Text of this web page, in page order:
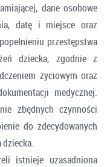
dane osobowe
datę i miejsce oraz
przestępstwa
dziecka, zgodnie z
życiowym oraz
medycznej.
zbędnych czynności
do zdecydowanych
dziecka.
istnieje uzasadniona